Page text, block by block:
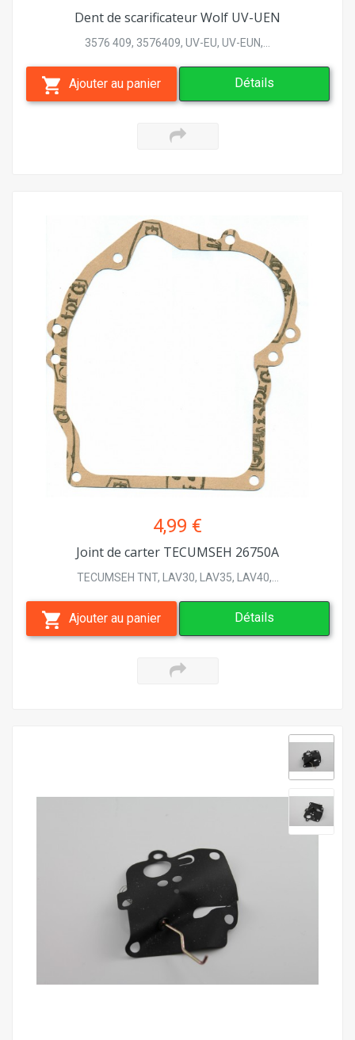
Dent de scarificateur Wolf UV-UEN
3576 409, 3576409, UV-EU, UV-EUN,...
Ajouter au panier Détails
4,99 €
Joint de carter TECUMSEH 26750A
TECUMSEH TNT, LAV30, LAV35, LAV40,...
Ajouter au panier Détails